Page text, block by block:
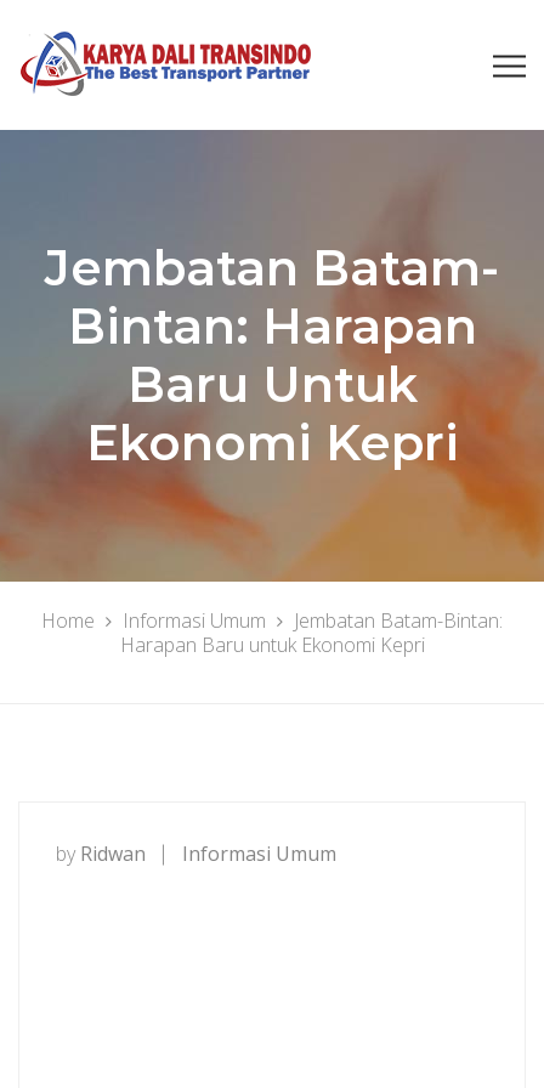
Jembatan Batam-
Bintan: Harapan
Baru Untuk
Ekonomi Kepri
Home Informasi Umum
Jembatan Batam-Bintan:
Harapan Baru untuk Ekonomi Kepri
by Ridwan Informasi Umum